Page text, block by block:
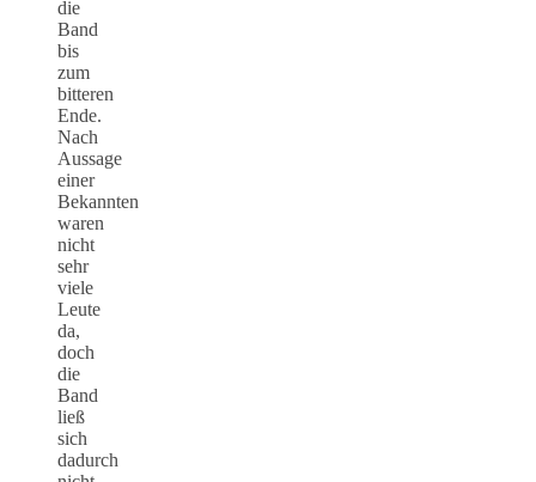
die
Band
bis
zum
bitteren
Ende.
Nach
Aussage
einer
Bekannten
waren
nicht
sehr
viele
Leute
da,
doch
die
Band
ließ
sich
dadurch